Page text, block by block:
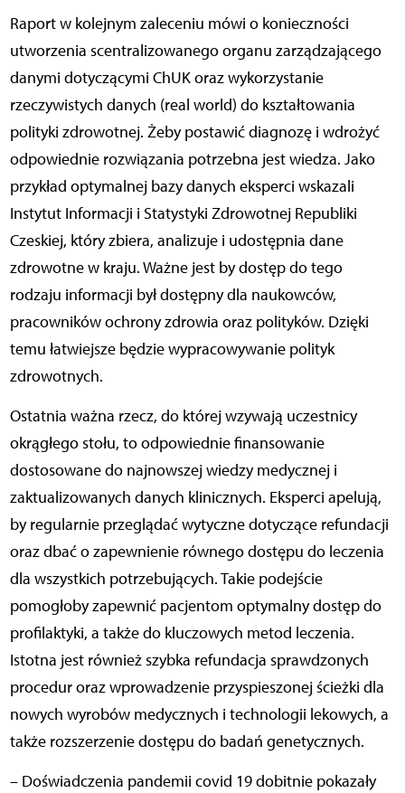
Raport w kolejnym zaleceniu mówi o konieczności
utworzenia scentralizowanego organu zarządzającego
danymi dotyczącymi ChUK oraz wykorzystanie
rzeczywistych danych (real world) do kształtowania
polityki zdrowotnej. Żeby postawić diagnozę i wdrożyć
odpowiednie rozwiązania potrzebna jest wiedza. Jako
przykład optymalnej bazy danych eksperci wskazali
Instytut Informacji i Statystyki Zdrowotnej Republiki
Czeskiej, który zbiera, analizuje i udostępnia dane
zdrowotne w kraju. Ważne jest by dostęp do tego
rodzaju informacji był dostępny dla naukowców,
pracowników ochrony zdrowia oraz polityków. Dzięki
temu łatwiejsze będzie wypracowywanie polityk
zdrowotnych.
Ostatnia ważna rzecz, do której wzywają uczestnicy
okrągłego stołu, to odpowiednie finansowanie
dostosowane do najnowszej wiedzy medycznej i
zaktualizowanych danych klinicznych. Eksperci apelują,
by regularnie przeglądać wytyczne dotyczące refundacji
oraz dbać o zapewnienie równego dostępu do leczenia
dla wszystkich potrzebujących. Takie podejście
pomogłoby zapewnić pacjentom optymalny dostęp do
profilaktyki, a także do kluczowych metod leczenia.
Istotna jest również szybka refundacja sprawdzonych
procedur oraz wprowadzenie przyspieszonej ścieżki dla
nowych wyrobów medycznych i technologii lekowych, a
także rozszerzenie dostępu do badań genetycznych.
– Doświadczenia pandemii covid 19 dobitnie pokazały